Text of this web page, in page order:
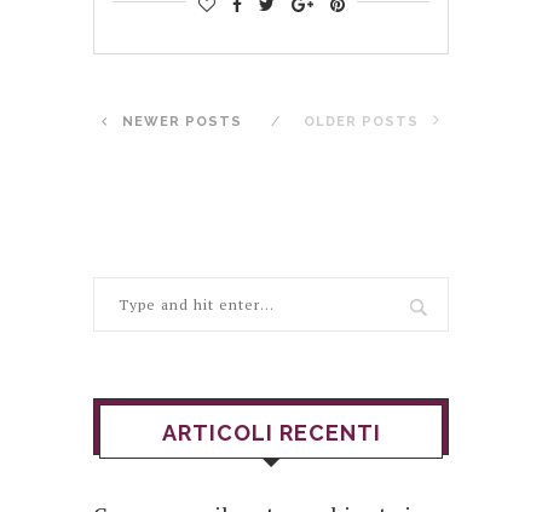
NEWER POSTS OLDER POSTS
ARTICOLI RECENTI